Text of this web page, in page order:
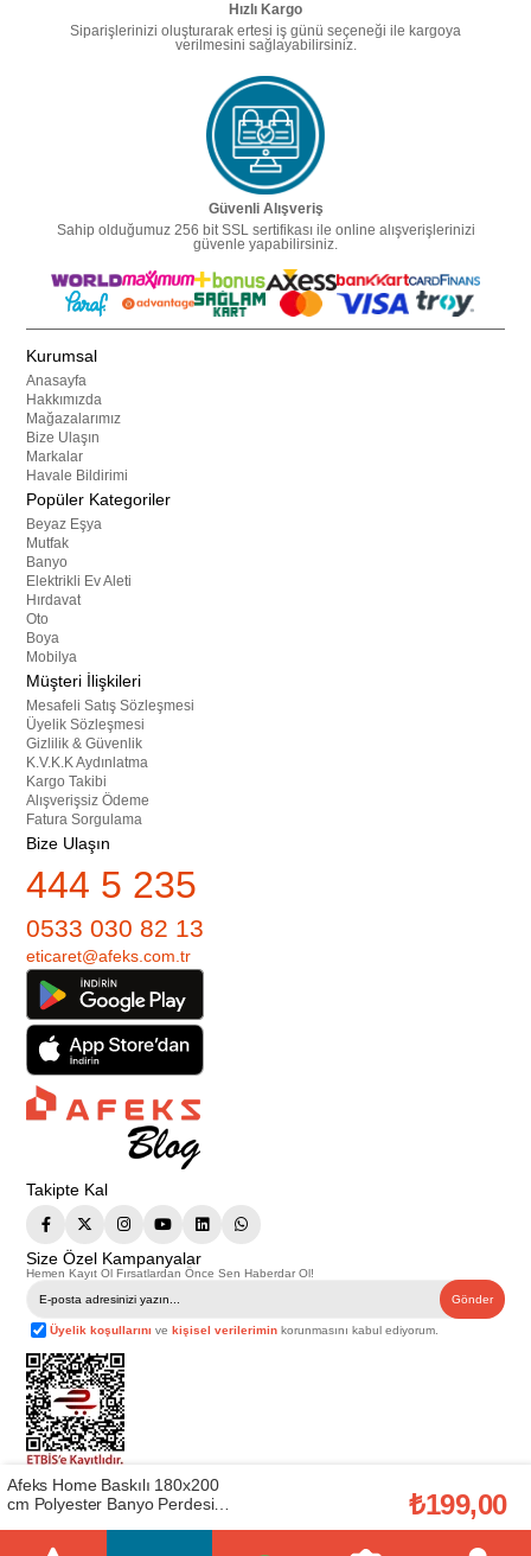
Hızlı Kargo
Siparişlerinizi oluşturarak ertesi iş günü seçeneği ile kargoya
verilmesini sağlayabilirsiniz.
Güvenli Alışveriş
Sahip olduğumuz 256 bit SSL sertifikası ile online alışverişlerinizi
güvenle yapabilirsiniz.
Kurumsal
Anasayfa
Hakkımızda
Mağazalarımız
Bize Ulaşın
Markalar
Havale Bildirimi
Popüler Kategoriler
Beyaz Eşya
Mutfak
Banyo
Elektrikli Ev Aleti
Hırdavat
Oto
Boya
Mobilya
Müşteri İlişkileri
Mesafeli Satış Sözleşmesi
Üyelik Sözleşmesi
Gizlilik & Güvenlik
K.V.K.K Aydınlatma
Kargo Takibi
Alışverişsiz Ödeme
Fatura Sorgulama
Bize Ulaşın
444 5 235
0533 030 82 13
eticaret@afeks.com.tr
Takipte Kal
Size Özel Kampanyalar
Hemen Kayıt Ol Fırsatlardan Önce Sen Haberdar Ol!
Gönder
Üyelik koşullarını vekişisel verilerimin korunmasını kabul ediyorum.
Telif Hakkı © 2026Afeks Yapı Market
. Tüm hakları saklıdır.
Bu web sitesindeki tüm ürünler ticari amaçlıdır. Web sitemizde yer alan
görsel ve yazılı içerikler firmamıza ait olup, firmamızın yazılı izni alınmadan
başka yerlerde kullanılamaz. İçeriklerin izin alınmadan kopyalanması ve
Afeks Home Baskılı 180x200
cm Polyester Banyo Perdesi
₺199,00